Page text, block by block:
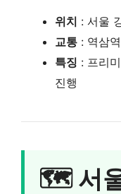
위치 : 서울
교통 : 역삼
특징 : 프리
진행
🗺️ 서